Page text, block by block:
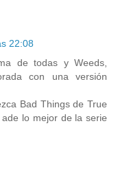
22:08
de todas y Weeds,
con una versión
Bad Things de True
lo mejor de la serie